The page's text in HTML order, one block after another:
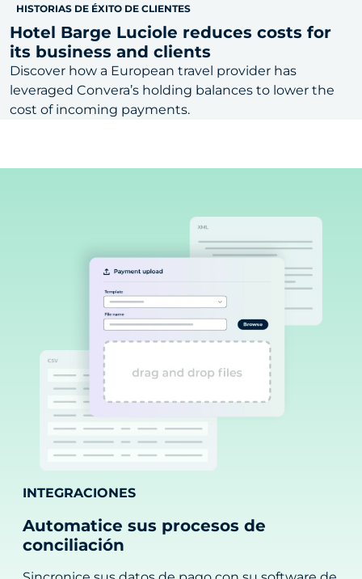
HISTORIAS DE ÉXITO DE CLIENTES
Hotel Barge Luciole reduces costs for
its business and clients
Discover how a European travel provider has
leveraged Convera’s holding balances to lower the
cost of incoming payments.
INTEGRACIONES
Automatice sus procesos de
conciliación